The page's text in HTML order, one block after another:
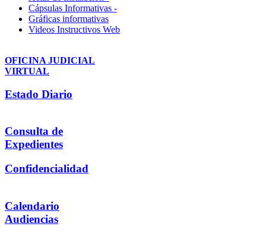
Cápsulas Informativas -
Gráficas informativas
Videos Instructivos Web
OFICINA JUDICIAL
VIRTUAL
Estado Diario
Consulta de
Expedientes
Confidencialidad
Calendario
Audiencias